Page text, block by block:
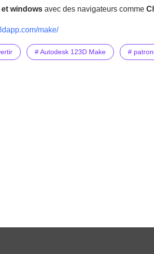
et windows avec des navigateurs comme
make/
# Autodesk 123D Make #
du conseil national du numérique